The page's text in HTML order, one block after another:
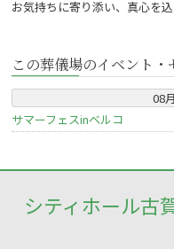
お気持ちに寄り添い、真心を
この葬儀場のイベント
08月
サマーフェスinベルコ
シティホール古